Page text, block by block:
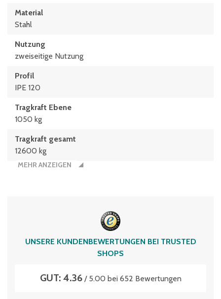
Material
Stahl
Nutzung
zweiseitige Nutzung
Profil
IPE 120
Tragkraft Ebene
1050 kg
Tragkraft gesamt
12600 kg
MEHR ANZEIGEN
UNSERE KUNDENBEWERTUNGEN BEI TRUSTED
SHOPS
GUT: 4.36/ 5.00 bei 652 Bewertungen